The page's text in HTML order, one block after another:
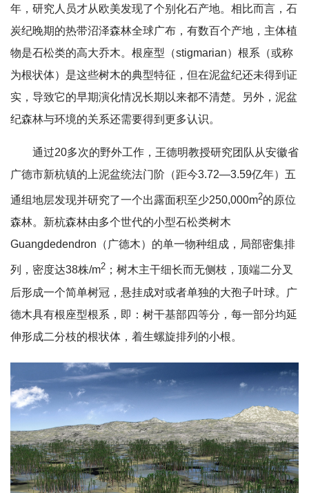
年，研究人员才从欧美发现了个别化石产地。相比而言，石
炭纪晚期的热带沼泽森林全球广布，有数百个产地，主体植
物是石松类的高大乔木。根座型（stigmarian）根系（或称
为根状体）是这些树木的典型特征，但在泥盆纪还未得到证
实，导致它的早期演化情况长期以来都不清楚。另外，泥盆
纪森林与环境的关系还需要得到更多认识。
通过20多次的野外工作，王德明教授研究团队从安徽省
广德市新杭镇的上泥盆统法门阶（距今3.72—3.59亿年）五
通组地层发现并研究了一个出露面积至少250,000m2的原位
森林。新杭森林由多个世代的小型石松类树木
Guangdedendron（广德木）的单一物种组成，局部密集排
列，密度达38株/m2 ；树木主干细长而无侧枝，顶端二分叉
后形成一个简单树冠，悬挂成对或者单独的大孢子叶球。广
德木具有根座型根系，即：树干基部四等分，每一部分均延
伸形成二分枝的根状体，着生螺旋排列的小根。